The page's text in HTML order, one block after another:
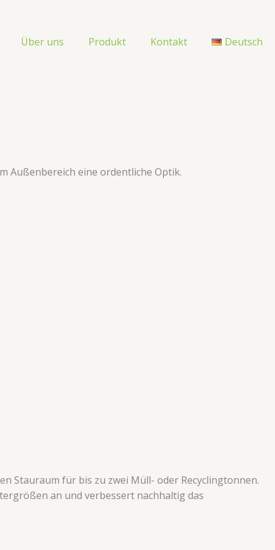
Über uns Produkt Kontakt Deutsch
Außenbereich eine ordentliche Optik.
Stauraum für bis zu zwei Müll- oder Recyclingtonnen.
an und verbessert nachhaltig das